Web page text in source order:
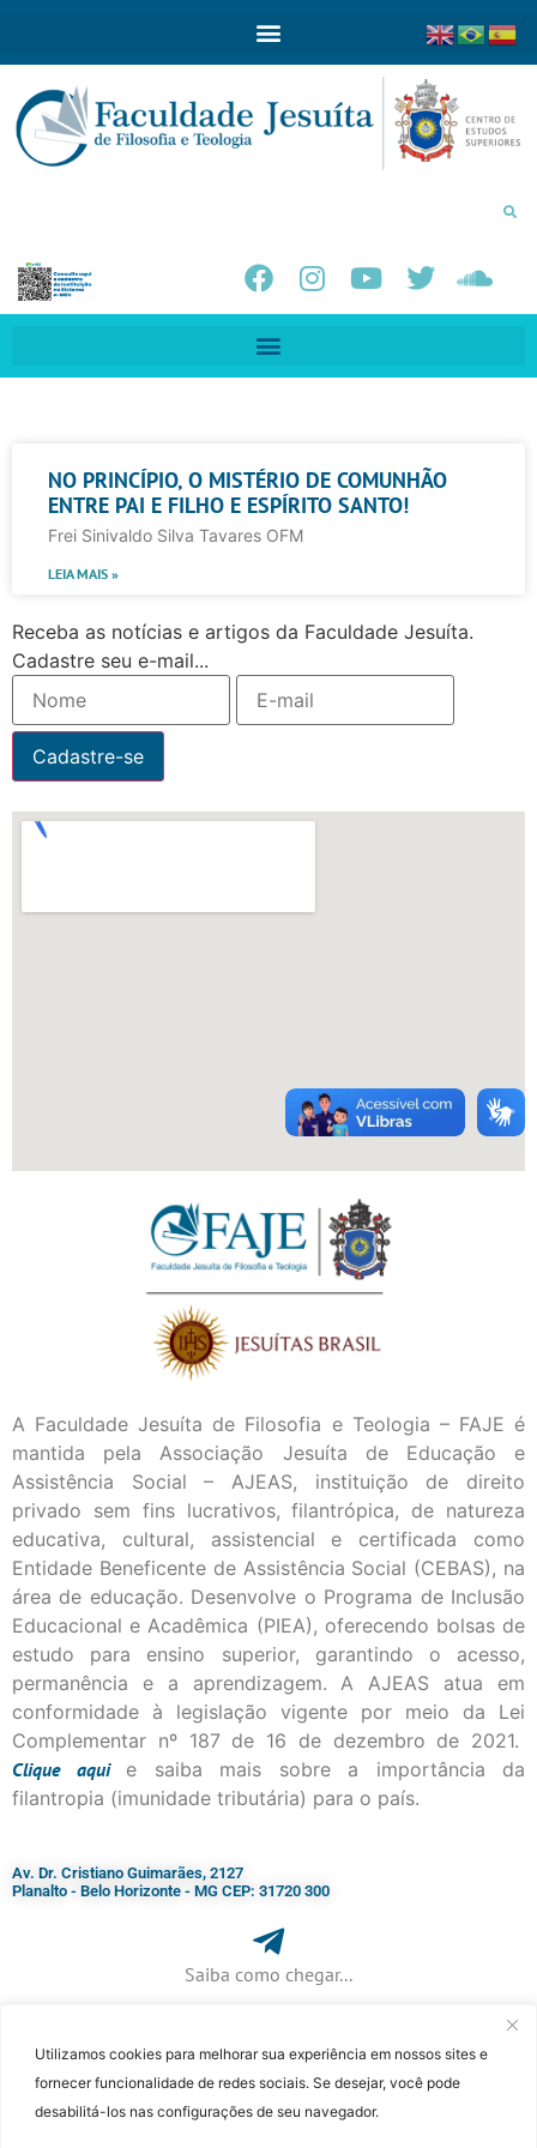
Utilizamos cookies para melhorar sua experiência em nossos sites e
fornecer funcionalidade de redes sociais. Se desejar, você pode
desabilitá-los nas configurações de seu navegador.
NO PRINCÍPIO, O MISTÉRIO DE COMUNHÃO
ENTRE PAI E FILHO E ESPÍRITO SANTO!
Frei Sinivaldo Silva Tavares OFM
LEIA MAIS »
Receba as notícias e artigos da Faculdade Jesuíta.
Cadastre seu e-mail...
A Faculdade Jesuíta de Filosofia e Teologia – FAJE é
mantida pela Associação Jesuíta de Educação e
Assistência Social – AJEAS, instituição de direito
privado sem fins lucrativos, filantrópica, de natureza
educativa, cultural, assistencial e certificada como
Entidade Beneficente de Assistência Social (CEBAS), na
área de educação. Desenvolve o Programa de Inclusão
Educacional e Acadêmica (PIEA), oferecendo bolsas de
estudo para ensino superior, garantindo o acesso,
permanência e a aprendizagem. A AJEAS atua em
conformidade à legislação vigente por meio da Lei
Complementar nº 187 de 16 de dezembro de 2021.
Cliqueaqui
e saiba mais sobre a importância da
filantropia (imunidade tributária) para o país.
Av. Dr. Cristiano Guimarães, 2127
Planalto - Belo Horizonte - MG CEP: 31720 300
Saiba como chegar...
+ 55 (31) 3115-7000​